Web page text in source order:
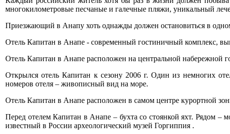
многокилометровые песчаные и галечные пляжи, уникальный
Приезжающий в Анапу хоть однажды должен остановиться в
Отель Капитан в Анапе - современный гостиничный комплекс,
Отель Капитан в Анапе расположен на центральной набережной
Открылся отель Капитан к сезону 2006 г. Один из немногих
номеров отеля – живописный вид на море.
Отель Капитан в Анапе расположен в самом центре курортной
Перед отелем Капитан в Анапе – бухта со стоянкой яхт. Рядом –
известный в России археологический музей Горгиппия .